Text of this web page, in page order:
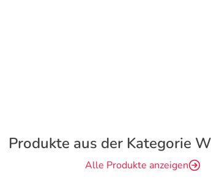
Produkte aus der Kategorie
Alle Produkte anzeigen